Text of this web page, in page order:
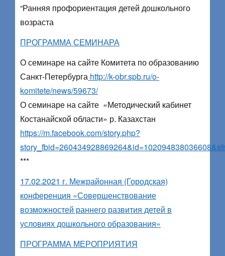
“Ранняя профориентация детей дошкольного
возраста
ПРОГРАММА СЕМИНАРА
О семинаре на сайте Комитета по образованию
Санкт-Петербурга http://k-obr.spb.ru/o-
komitete/news/59673/
О семинаре на сайте «Методический кабинет
Костанайской области» р. Казахстан
https://m.facebook.com/story.php?
***
17.02.2021 г. Межрайонная (Городская)
конференция «Совершенствование
возможностей раннего развития детей в
условиях дошкольного образования»
ПРОГРАММА МЕРОПРИЯТИЯ